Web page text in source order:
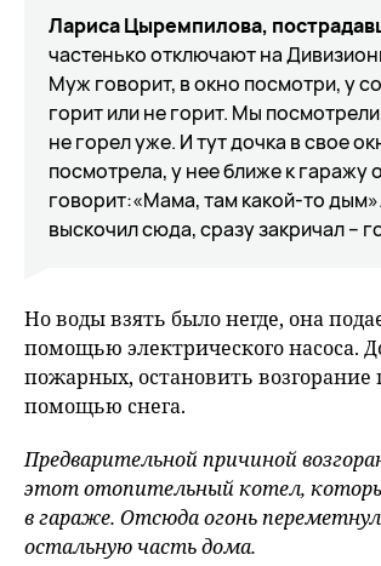
Лариса Цыремпилова,
частенько отключают на
Муж говорит, в окно посмотри, у
горит или не горит. Мы
не горел уже. И тут дочка в свое
посмотрела, у нее ближе к гаражу
говорит:«Мама, там какой-то
выскочил сюда, сразу закричал –
Но воды взять было негде, она
помощью электрического насоса.
пожарных, остановить возгорание
помощью снега.
Предварительной причиной
этот отопительный котел,
в гараже. Отсюда огонь
остальную часть дома.